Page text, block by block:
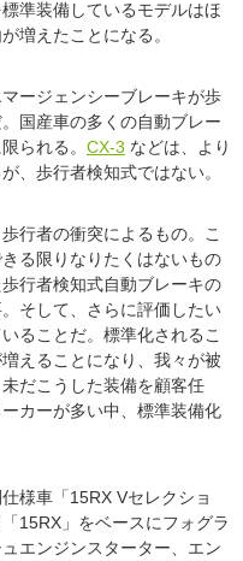
準装備しているモデルはほ
増えたことになる。
ージェンシーブレーキが歩
国産車の多くの自動ブレー
られる。 CX-3 などは、より
、歩行者検知式ではない。
行者の衝突によるもの。こ
る限りなりたくはないもの
行者検知式自動ブレーキの
そして、さらに評価したい
ることだ。標準化されるこ
えることになり、我々が被
だこうした装備を顧客任
カーが多い中、標準装備化
様車「15RX Vセレクショ
15RX」をベースにフォグラ
エンジンスターター、エン